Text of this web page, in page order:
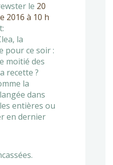
le 20
2016 à 10 h
la
pour ce soir :
moitié des
recette ?
la
dans
entières ou
en dernier